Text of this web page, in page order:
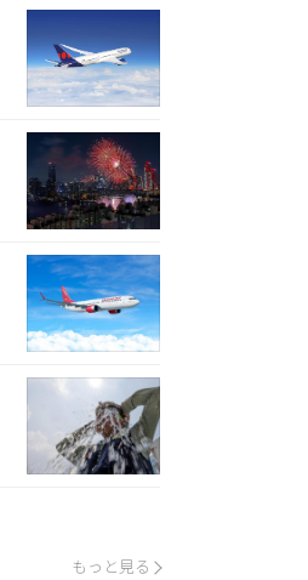
もっと見る